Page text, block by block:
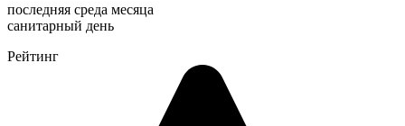
последняя среда месяца
санитарный день
Рейтинг